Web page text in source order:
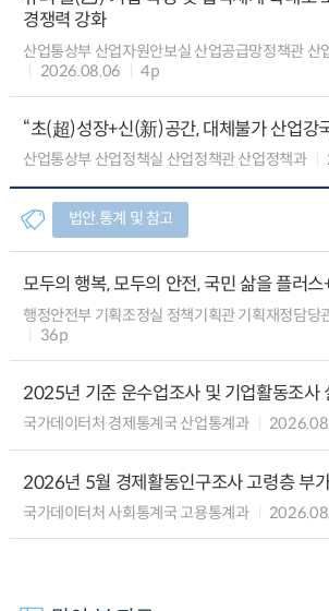
경쟁력 강화
산업통상부 산업자원안보실 산업공급망정책관 산
2026.08.06
4p
“초(超)성장+신(新)공간, 대체불가 산업강
산업통상부 산업정책실 산업정책관 산업정책과
법안.통계 및 참고
모두의 행복, 모두의 안전, 국민 삶을 플러
행정안전부 기획조정실 정책기획관 기획재정담당
36p
2025년 기준 운수업조사 및 기업활동조사
국가데이터처 경제통계국 산업통계과
2026년 5월 경제활동인구조사 고령층 부
국가데이터처 사회통계국 고용통계과